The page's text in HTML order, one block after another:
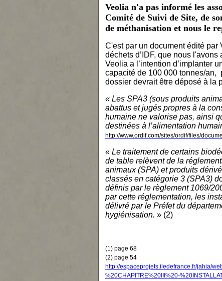
Veolia n'a pas informé les
Comité de Suivi de Site, de
de méthanisation et nous le
C'est par un document édité
déchets d’IDF, que nous l'avons
Veolia a l’intention d’implanter u
capacité de 100 000 tonnes/an,
dossier devrait être déposé à la
« Les SPA3 (sous produits
abattus et jugés propres à la
humaine ne valorise pas, ainsi
destinées à l’alimentation humai
http://www.ordif.com/sites/ordif/files/
« Le traitement de certains
de table relèvent de la
animaux (SPA) et produits
classés en catégorie 3 (SPA3)
définis par le règlement 1069/
par cette réglementation, les
délivré par le Préfet du
hygiénisation. » (2)
(1) page 68
(2) page 54
http://espaceprojets.iledefrance.fr/jahia/
%20CHAPITRE%20III%20-